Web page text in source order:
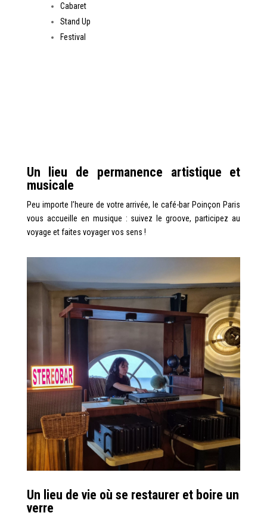
Cabaret
Stand Up
Festival
Un lieu de permanence artistique et
musicale
Peu importe l’heure de votre arrivée, le café-bar Poinçon Paris
vous accueille en musique : suivez le groove, participez au
voyage et faites voyager vos sens !
Un lieu de vie où se restaurer et boire un
verre